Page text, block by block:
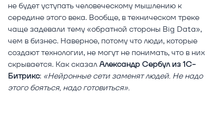
не будет уступать человеческому мышлению к
середине этого века. Вообще, в техническом треке
чаще задевали тему «обратной стороны Big Data»,
чем в бизнес. Наверное, потому что люди, которые
создают технологии, не могут не понимать, что в них
скрывается. Как сказалАлександр Сербул из 1С-
Битрикс: «Нейронные сети заменят людей. Не надо
этого бояться, надо готовиться».